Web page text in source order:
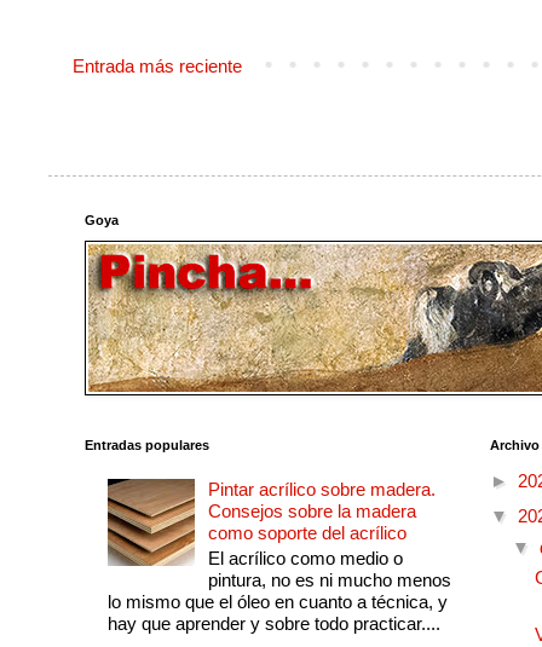
Entrada más reciente
Goya
Entradas populares
Pintar acrílico sobre madera.
Consejos sobre la madera
como soporte del acrílico
El acrílico como medio o
pintura, no es ni mucho menos
lo mismo que el óleo en cuanto a técnica, y
hay que aprender y sobre todo practicar....
►
▼
▼